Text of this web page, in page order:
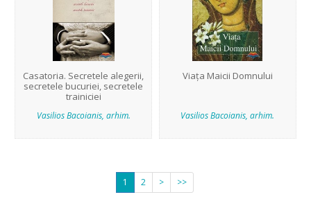
Casatoria. Secretele alegerii,
secretele bucuriei, secretele
trainiciei
Vasilios Bacoianis, arhim.
Viața Maicii Domnului
Vasilios Bacoianis, arhim.
1 2 > >>